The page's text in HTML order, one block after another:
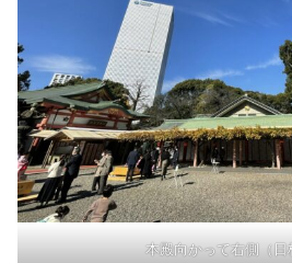
本殿向かって右側（日